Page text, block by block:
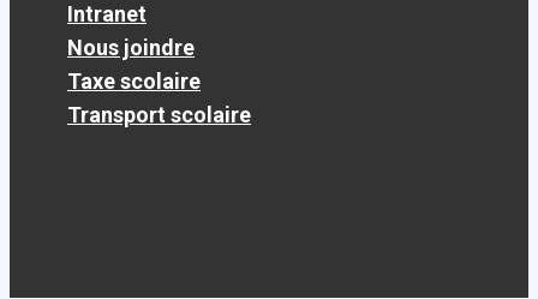
Intranet
Nous joindre
Taxe scolaire
Transport scolaire